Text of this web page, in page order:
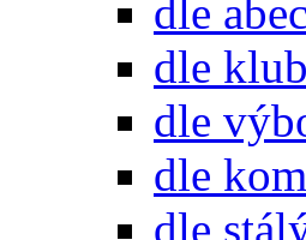
dle
dle
dle
dle
dle